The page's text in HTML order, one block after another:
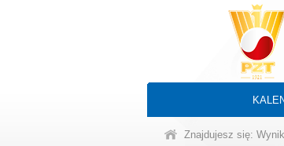
Znajdujesz się: